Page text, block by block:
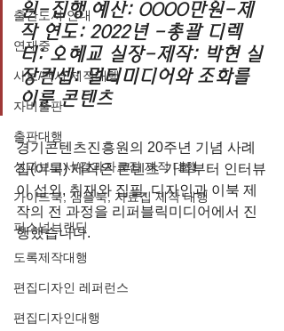
출간도서 안내
연재중
사보/백서 제작대행
자비출판
출판대행
성과보고서/결과자료집 제작 대행
가이드북, 샘플북, 자료집 제작 대행
퍼스널브랜딩
도록제작대행
편집디자인 레퍼런스
편집디자인대행
원-집행 예산: OOOO만원-제
작 연도: 2022년 -총괄 디렉
터: 오혜교 실장-제작: 박현 실
장컨셉: 멀티미디어와 조화를
이룬 콘텐츠
경기콘텐츠진흥원의 20주년 기념 사례
집(이북) 제작은 콘텐츠 기획부터 인터뷰
이 섭외, 취재와 집필, 디자인과 이북 제
작의 전 과정을 리퍼블릭미디어에서 진
행했습니다.